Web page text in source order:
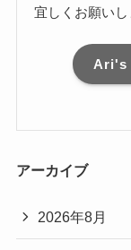
宜しくお願いし
Ari's
アーカイブ
2026年8月